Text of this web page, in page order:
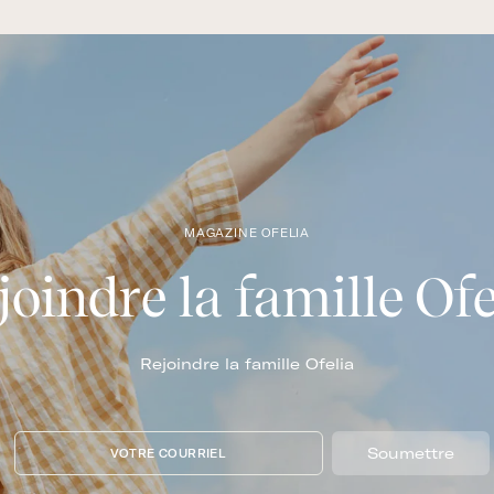
MAGAZINE OFELIA
la famille
Rejoindre la famille Ofelia
VOTRE COURRIEL Soumettre